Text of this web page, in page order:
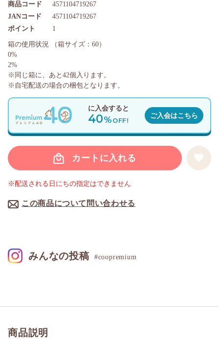
商品コード 4571104719267
ポイント 1
JANコード 4571104719267
カートに入れる
この商品について問い合わせる
※配送される日にちの指定はできません
に入会すると
40%OFF!
ご入会はこちら
箱の使用状況
（箱サイズ：60）
0%
2%
※同じ箱に、あと 42個入ります。
※自宅配送の場合の梱包となります。
商品説明
みんなの投稿 #coopremium